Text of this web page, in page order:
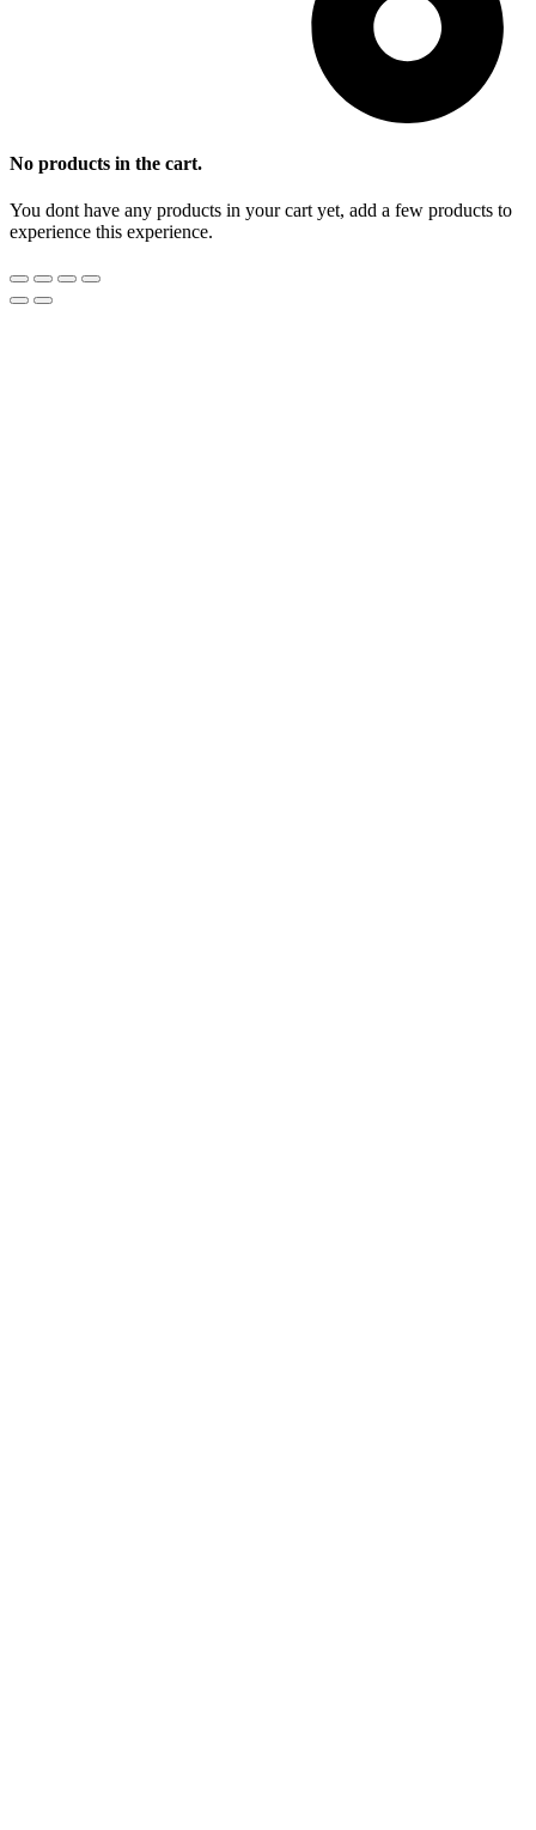
No products in the cart.
You dont have any products in your cart yet, add a few products to
experience this experience.